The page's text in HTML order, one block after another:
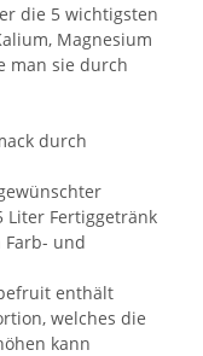
die 5 wichtigsten
Magnesium
man sie durch
durch
Liter Fertiggetränk
und
enthält
welches die
kann